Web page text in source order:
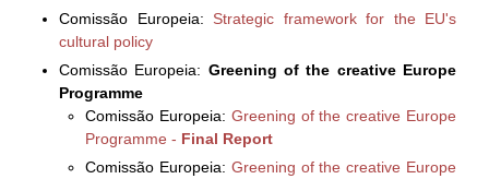
Comissão Europeia: Strategic framework for the EU's
cultural policy
Comissão Europeia: Greening of the creative Europe
Programme
Comissão Europeia: Greening of the creative Europe
Programme - Final Report
Comissão Europeia: Greening of the creative Europe